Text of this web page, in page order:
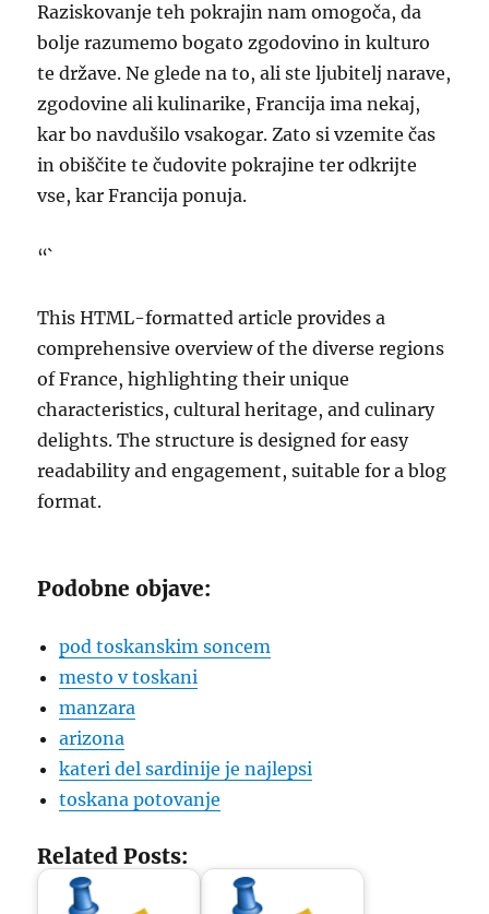
Raziskovanje teh pokrajin nam omogoča, da
bolje razumemo bogato zgodovino in kulturo
te države. Ne glede na to, ali ste ljubitelj narave,
zgodovine ali kulinarike, Francija ima nekaj,
kar bo navdušilo vsakogar. Zato si vzemite čas
in obiščite te čudovite pokrajine ter odkrijte
vse, kar Francija ponuja.
“`
This HTML-formatted article provides a
comprehensive overview of the diverse regions
of France, highlighting their unique
characteristics, cultural heritage, and culinary
delights. The structure is designed for easy
readability and engagement, suitable for a blog
format.
Podobne objave:
pod toskanskim soncem
mesto v toskani
manzara
arizona
kateri del sardinije je najlepsi
toskana potovanje
Related Posts: